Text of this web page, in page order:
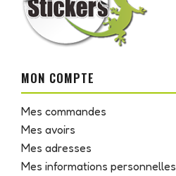
MON COMPTE
Mes commandes
Mes avoirs
Mes adresses
Mes informations personnelles